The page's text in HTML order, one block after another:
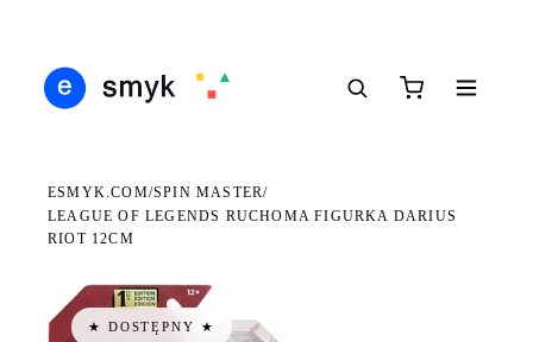
ESMYK.COM/SPIN MASTER/
LEAGUE OF LEGENDS RUCHOMA FIGURKA DARIUS
RIOT 12CM
★ DOSTĘPNY ★